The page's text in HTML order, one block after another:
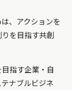
、アクションを
を目指す共創
指す企業・自
ナブルビジネ